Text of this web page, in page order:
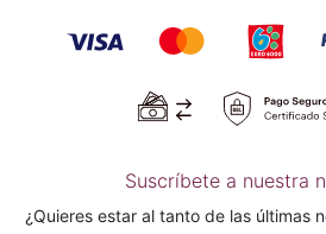
Suscríbete a nuestra
¿Quieres estar al tanto de las últimas